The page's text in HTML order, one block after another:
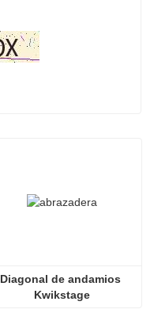
Diagonal de andamios
Kwikstage